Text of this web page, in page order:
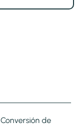
Conversión de